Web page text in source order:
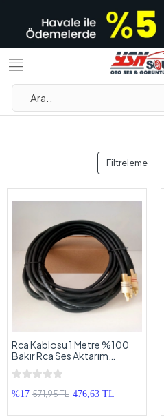
Filtreleme
Rca Kablosu 1 Metre %100
Bakır Rca Ses Aktarım
Kablosu El Yapımı 1 Metre
%17 571,95 TL 476,63 TL